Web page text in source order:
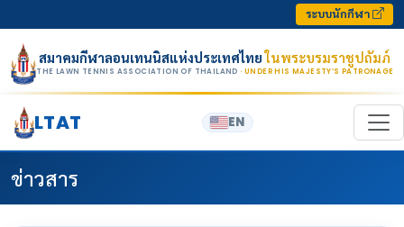
ระบบนักกีฬา
สมาคมกีฬาลอนเทนนิสแห่งประเทศไทยในพระบรมราชูปถัมภ์
THE LAWN TENNIS ASSOCIATION OF THAILAND · UNDER HIS MAJESTY’S PATRONAGE
LTAT EN
ข่าวสาร